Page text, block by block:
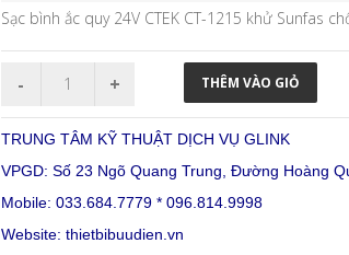
Sạc bình ắc quy 24V CTEK CT-1215 khử Sunfas
TRUNG TÂM KỸ THUẬT DỊCH VỤ GLINK
VPGD: Số 23 Ngõ Quang Trung, Đường Hoàng
Mobile: 033.684.7779 * 096.814.9998
Website: thietbibuudien.vn